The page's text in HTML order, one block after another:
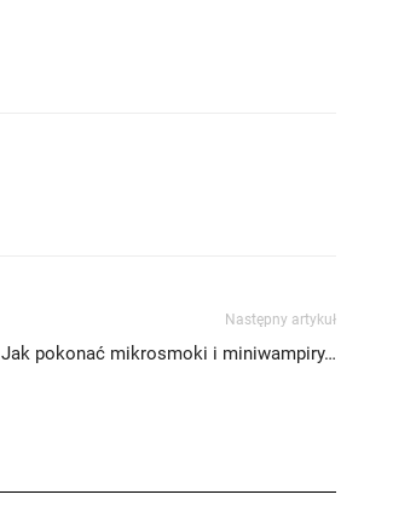
Następny artykuł
Jak pokonać mikrosmoki i miniwampiry…